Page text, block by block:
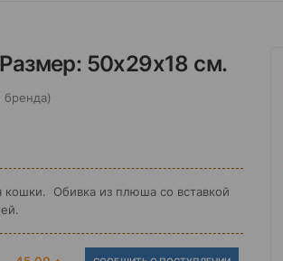
50х29х18 см.
бренда)
кошки. Обивка из плюша со вставкой